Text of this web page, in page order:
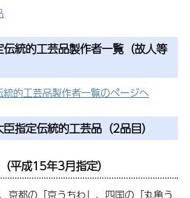
統的工芸品製作者一覧（故人等
的工芸品製作者一覧のページへ
指定伝統的工芸品（2品目）
（平成15年3月指定）
京都の「京うちわ」、四国の「丸亀う